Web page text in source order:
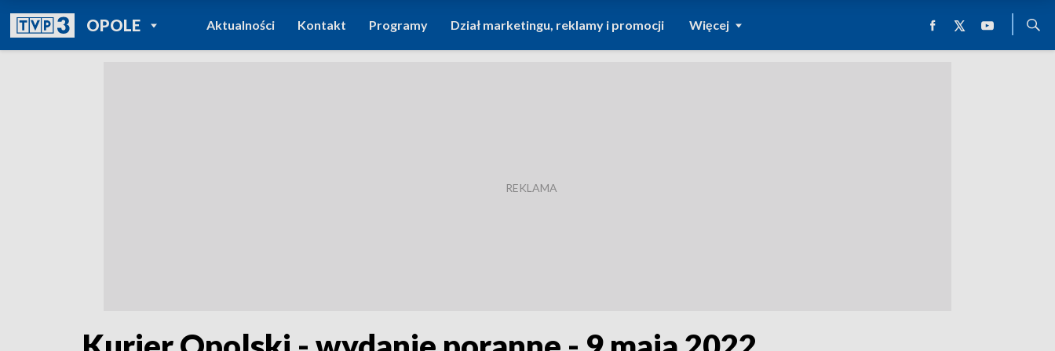
OPOLEPOWRÓT DO
TVP REGIONY
Aktualności Kontakt Programy Dział marketingu, reklamy i promocji Więcej